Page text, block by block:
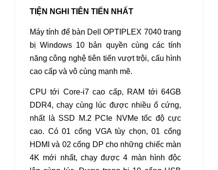
TIỆN NGHI TIÊN TIẾN NHẤT
Máy tính để bàn Dell OPTIPLEX 7040trang
bị Windows 10 bản quyền cùng các tính
năng công nghệ tiên tiến vượt trội, cấu hình
cao cấp và vô cùng mạnh mẽ.
CPU tới Core-i7 cao cấp, RAM tới 64GB
DDR4, chạy cùng lúc được nhiều ổ cứng,
nhất là SSD M.2 PCIe NVMe tốc độ cực
cao. Có 01 cổng VGA tùy chọn, 01 cổng
HDMI và 02 cổng DP cho những chiếc màn
4K mới nhất, chạy được 4 màn hình độc